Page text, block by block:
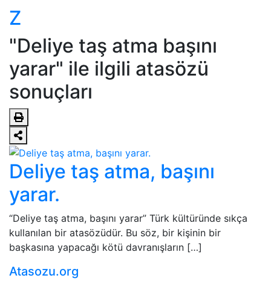
Z
"Deliye taş atma başını
yarar" ile ilgili atasözü
sonuçları
Deliye taş atma, başını
yarar.
“Deliye taş atma, başını yarar” Türk kültüründe sıkça
kullanılan bir atasözüdür. Bu söz, bir kişinin bir
başkasına yapacağı kötü davranışların […]
Atasozu.org